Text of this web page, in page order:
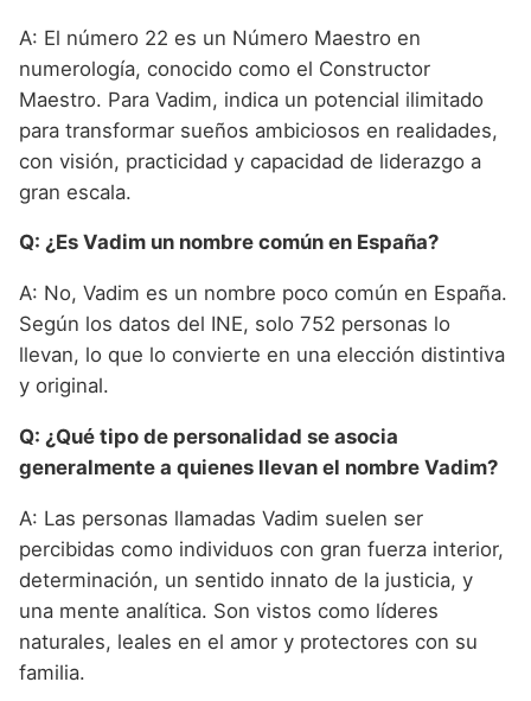
A: El número 22 es un Número Maestro en
numerología, conocido como el Constructor
Maestro. Para Vadim, indica un potencial ilimitado
para transformar sueños ambiciosos en realidades,
con visión, practicidad y capacidad de liderazgo a
gran escala.
Q: ¿Es Vadim un nombre común en España?
A: No, Vadim es un nombre poco común en España.
Según los datos del INE, solo 752 personas lo
llevan, lo que lo convierte en una elección distintiva
y original.
Q: ¿Qué tipo de personalidad se asocia
generalmente a quienes llevan el nombre Vadim?
A: Las personas llamadas Vadim suelen ser
percibidas como individuos con gran fuerza interior,
determinación, un sentido innato de la justicia, y
una mente analítica. Son vistos como líderes
naturales, leales en el amor y protectores con su
familia.